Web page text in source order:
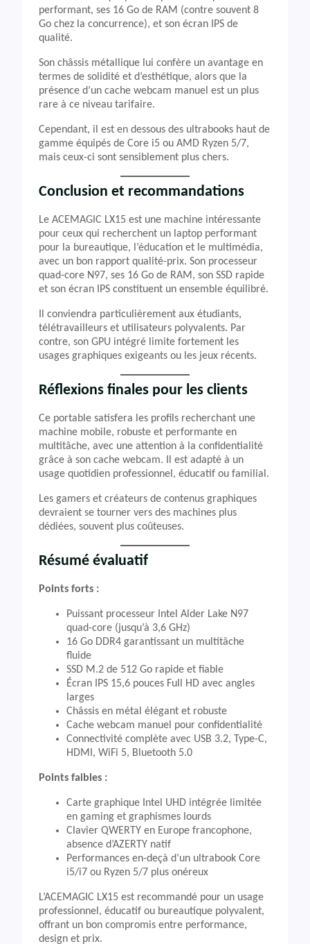
performant, ses 16 Go de RAM (contre souvent 8
Go chez la concurrence), et son écran IPS de
qualité.
Son châssis métallique lui confère un avantage en
termes de solidité et d’esthétique, alors que la
présence d’un cache webcam manuel est un plus
rare à ce niveau tarifaire.
Cependant, il est en dessous des ultrabooks haut de
gamme équipés de Core i5 ou AMD Ryzen 5/7,
mais ceux-ci sont sensiblement plus chers.
Conclusion et recommandations
Le ACEMAGIC LX15 est une machine intéressante
pour ceux qui recherchent un laptop performant
pour la bureautique, l’éducation et le multimédia,
avec un bon rapport qualité-prix. Son processeur
quad-core N97, ses 16 Go de RAM, son SSD rapide
et son écran IPS constituent un ensemble équilibré.
Il conviendra particulièrement aux étudiants,
télétravailleurs et utilisateurs polyvalents. Par
contre, son GPU intégré limite fortement les
usages graphiques exigeants ou les jeux récents.
Réflexions finales pour les clients
Ce portable satisfera les profils recherchant une
machine mobile, robuste et performante en
multitâche, avec une attention à la confidentialité
grâce à son cache webcam. Il est adapté à un
usage quotidien professionnel, éducatif ou familial.
Les gamers et créateurs de contenus graphiques
devraient se tourner vers des machines plus
dédiées, souvent plus coûteuses.
Résumé évaluatif
Points forts :
Puissant processeur Intel Alder Lake N97
quad-core (jusqu’à 3,6 GHz)
16 Go DDR4 garantissant un multitâche
fluide
SSD M.2 de 512 Go rapide et fiable
Écran IPS 15,6 pouces Full HD avec angles
larges
Châssis en métal élégant et robuste
Cache webcam manuel pour confidentialité
Connectivité complète avec USB 3.2, Type-C,
HDMI, WiFi 5, Bluetooth 5.0
Points faibles :
Carte graphique Intel UHD intégrée limitée
en gaming et graphismes lourds
Clavier QWERTY en Europe francophone,
absence d’AZERTY natif
Performances en-deçà d’un ultrabook Core
i5/i7 ou Ryzen 5/7 plus onéreux
L’ACEMAGIC LX15 est recommandé pour un usage
professionnel, éducatif ou bureautique polyvalent,
offrant un bon compromis entre performance,
design et prix.